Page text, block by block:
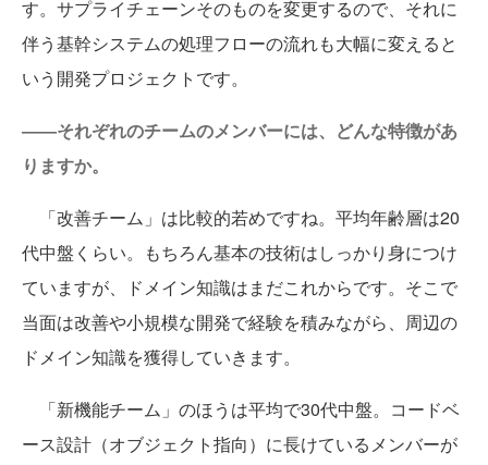
す。サプライチェーンそのものを変更するので、それに
伴う基幹システムの処理フローの流れも大幅に変えると
いう開発プロジェクトです。
――それぞれのチームのメンバーには、どんな特徴があ
りますか。
「改善チーム」は比較的若めですね。平均年齢層は20
代中盤くらい。もちろん基本の技術はしっかり身につけ
ていますが、ドメイン知識はまだこれからです。そこで
当面は改善や小規模な開発で経験を積みながら、周辺の
ドメイン知識を獲得していきます。
「新機能チーム」のほうは平均で30代中盤。コードベ
ース設計（オブジェクト指向）に長けているメンバーが